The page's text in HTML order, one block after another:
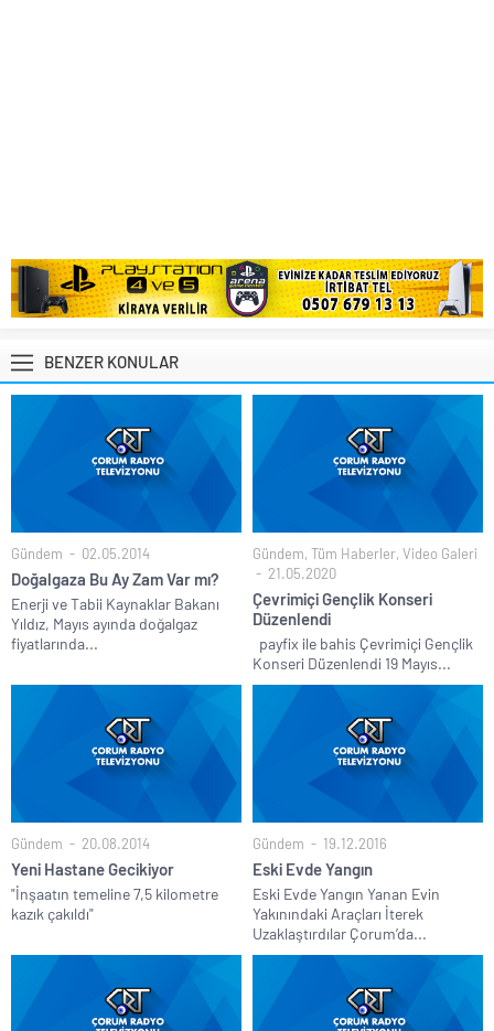
BENZER KONULAR
Gündem 02.05.2014
Doğalgaza Bu Ay Zam Var mı?
Enerji ve Tabii Kaynaklar Bakanı
Yıldız, Mayıs ayında doğalgaz
fiyatlarında...
Gündem, Tüm Haberler, Video Galeri
21.05.2020
Çevrimiçi Gençlik Konseri
Düzenlendi
payfix ile bahis Çevrimiçi Gençlik
Konseri Düzenlendi 19 Mayıs...
Gündem 20.08.2014
Yeni Hastane Gecikiyor
"İnşaatın temeline 7,5 kilometre
kazık çakıldı"
Gündem 19.12.2016
Eski Evde Yangın
Eski Evde Yangın Yanan Evin
Yakınındaki Araçları İterek
Uzaklaştırdılar Çorum’da...